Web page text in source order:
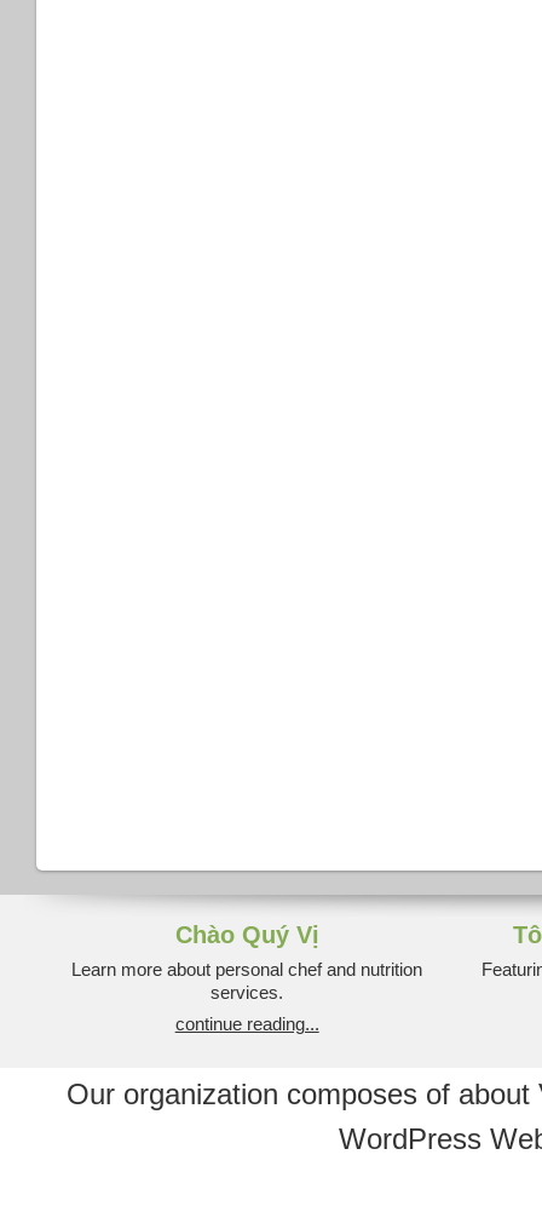
Chào Quý Vị
Learn more about personal chef and nutrition
services.
continue reading...
Our organization composes of
WordPress